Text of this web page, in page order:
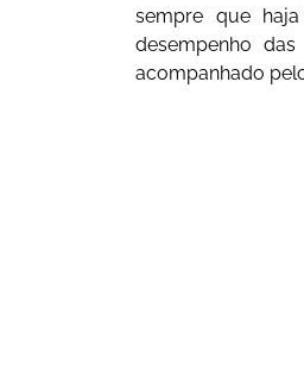
sempre que
desempenho
acompanhado